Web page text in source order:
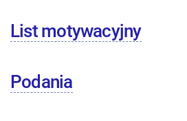
List motywacyjny
Podania